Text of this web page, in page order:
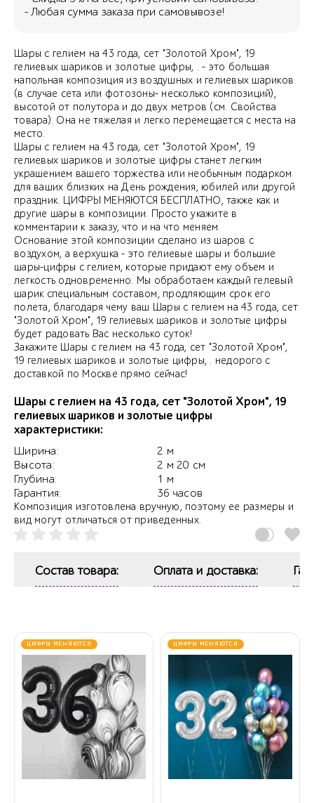
- Любая сумма заказа при самовывозе!
Шары с гелием на 43 года, сет "Золотой Хром", 19
гелиевых шариков и золотые цифры, . - это большая
напольная композиция из воздушных и гелиевых шариков
(в случае сета или фотозоны- несколько композиций),
высотой от полутора и до двух метров (см. Свойства
товара). Она не тяжелая и легко перемещается с места на
место.
Шары с гелием на 43 года, сет "Золотой Хром", 19
гелиевых шариков и золотые цифры станет легким
украшением вашего торжества или необычным подарком
для ваших близких на День рождения, юбилей или другой
праздник. ЦИФРЫ МЕНЯЮТСЯ БЕСПЛАТНО, также как и
другие шары в композиции. Просто укажите в
комментарии к заказу, что и на что меняем.
Основание этой композиции сделано из шаров с
воздухом, а верхушка - это гелиевые шары и большие
шары-цифры с гелием, которые придают ему объем и
легкость одновременно. Мы обработаем каждый гелевый
шарик специальным составом, продляющим срок его
полета, благодаря чему ваш Шары с гелием на 43 года, сет
"Золотой Хром", 19 гелиевых шариков и золотые цифры
будет радовать Вас несколько суток!
Закажите Шары с гелием на 43 года, сет "Золотой Хром",
19 гелиевых шариков и золотые цифры, . недорого с
доставкой по Москве прямо сейчас!
Шары с гелием на 43 года, сет "Золотой Хром", 19
гелиевых шариков и золотые цифры
характеристики:
Ширина:
Высота:
Глубина:
Гарантия:
2 м
2 м 20 см
1 м
36 часов
Композиция изготовлена вручную, поэтому ее размеры и
вид могут отличаться от приведенных.
Состав товара: Оплата и доставка:
ЦИФРЫ МЕНЯЮТСЯ ЦИФРЫ МЕНЯЮТСЯ